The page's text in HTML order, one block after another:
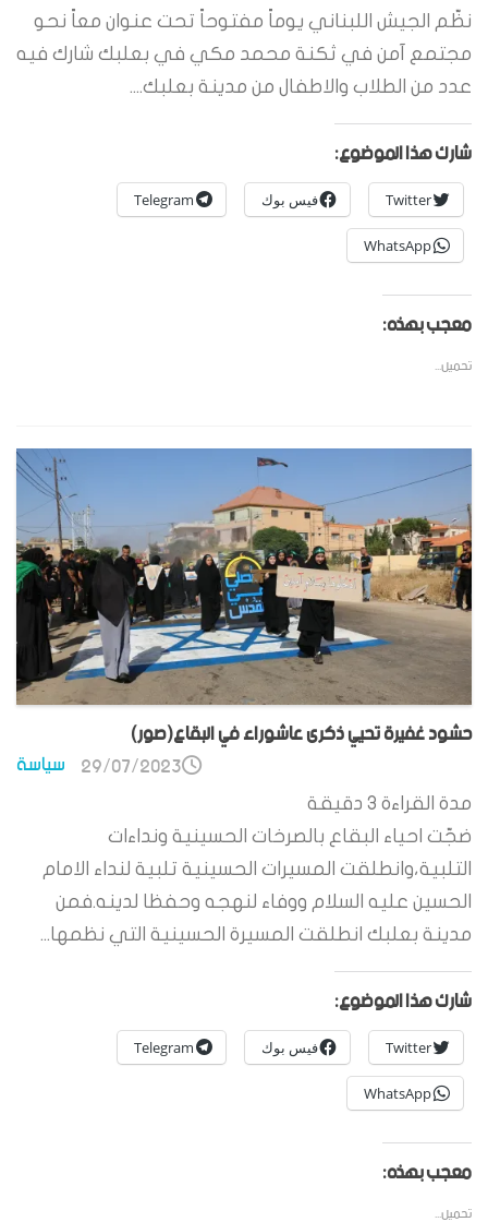
نظّم الجيش اللبناني يوماً مفتوحاً تحت عنوان معاً نحو
مجتمع آمن في ثكنة محمد مكي في بعلبك شارك فيه
عدد من الطلاب والاطفال من مدينة بعلبك....
شارك هذا الموضوع:
Twitter فيس بوك Telegram
WhatsApp
معجب بهذه:
تحميل...
حشود غفيرة تحيي ذكرى عاشوراء في البقاع(صور)
سياسة 29/07/2023
مدة القراءة 3 دقيقة
ضجّت احياء البقاع بالصرخات الحسينية ونداءات
التلبية،وانطلقت المسيرات الحسينية تلبية لنداء الامام
الحسين عليه السلام ووفاء لنهجه وحفظا لدينه.فمن
مدينة بعلبك انطلقت المسيرة الحسينية التي نظمها...
شارك هذا الموضوع:
Twitter فيس بوك Telegram
WhatsApp
معجب بهذه:
تحميل...